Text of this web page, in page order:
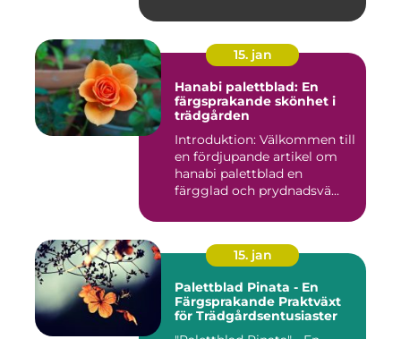
15. jan
Hanabi palettblad: En
färgsprakande skönhet i
trädgården
Introduktion: Välkommen till
en fördjupande artikel om
hanabi palettblad en
färgglad och prydnadsvä...
15. jan
Palettblad Pinata - En
Färgsprakande Praktväxt
för Trädgårdsentusiaster